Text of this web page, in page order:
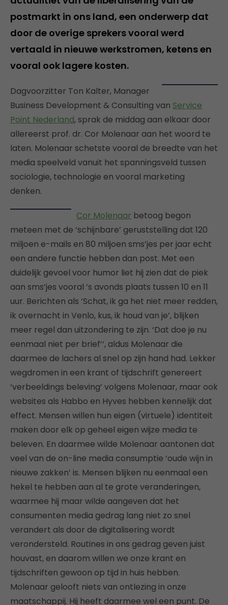
postmarkt in ons land, een onderwerp dat
door de overige sprekers vooral werd
vertaald in nieuwe werkstromen, ketens en
vooral ook lagere kosten.
Dagvoorzitter Ton Kalter, Manager
Business Development & Consulting van Service
Point Nederland, sprak de middag aan elkaar door
allereerst prof. dr. Cor Molenaar aan het woord te
laten. Molenaar schetste vooral de breedte van het
media speelveld vanuit het spanningsveld tussen
sociologie, technologie en vooral marketing
denken.
Cor Molenaar betoog begon
meteen met de ‘schijnbare’ geruststelling dat 120
miljoen e-mails en 80 miljoen sms’jes per jaar echt
een andere functie hebben dan post. Met een
duidelijk gevoel voor humor liet hij zien dat de piek
aan sms’jes vooral ‘s avonds plaats tussen 10 en 11
uur. Berichten als ‘Schat, ik ga het niet meer redden,
ik overnacht in Venlo, kus, ik houd van je’, blijken
meer regel dan uitzondering te zijn. ‘Dat doe je nu
eenmaal niet per brief’‘, aldus Molenaar die
daarmee de lachers al snel op zijn hand had. Lekker
wegdromen in een krant of tijdschrift genereert
‘verbeeldings beleving’ volgens Molenaar, maar ook
websites als Habbo en Hyves hebben kennelijk dat
effect. Mensen willen hun eigen (virtuele) identiteit
maken door elk op geheel eigen wijze media te
beleven. En daarmee wilde Molenaar aantonen dat
veel van de on-line media consumptie ‘oude wijn in
nieuwe zakken’ is. Mensen blijken nu eenmaal een
hekel te hebben aan al te grote veranderingen,
waarmee hij maar wilde aangeven dat het
consumenten media gedrag lang niet zo snel
verandert als door de digitalisering wordt
verondersteld. Routines in ons gedrag geven juist
houvast, en daarom willen we onze krant en
tijdschriften gewoon op tijd in huis hebben.
Molenaar gelooft niets van ontlezing in onze
maatschappij. Hij heeft daarmee wel een punt. De